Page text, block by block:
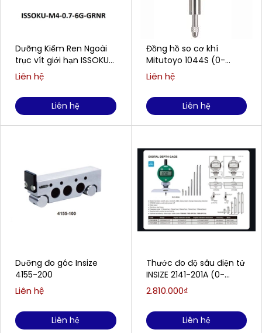
Dưỡng Kiểm Ren Ngoài
trục vít giới hạn ISSOKU
M4-0.7-6G-GRNR
Liên hệ
Liên hệ
Dưỡng đo góc Insize
4155-200
Liên hệ
Liên hệ
Đồng hồ so cơ khí
Mitutoyo 1044S (0-
5mm/0.01mm)
Liên hệ
Liên hệ
Thước đo độ sâu điện tử
INSIZE 2141-201A (0-
300mm/0-12)
2.810.000₫
Liên hệ